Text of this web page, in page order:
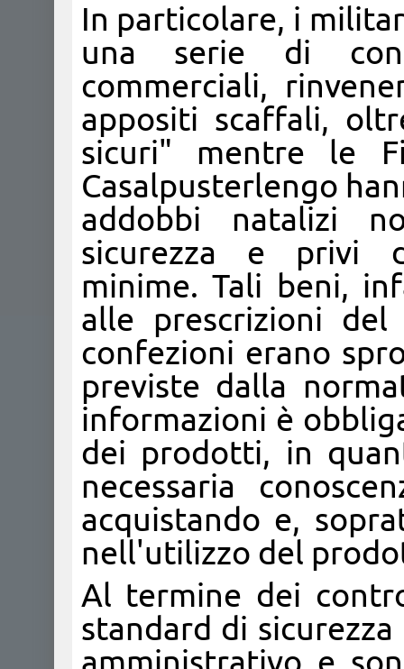
In particolare, i
una serie di
commerciali,
appositi scaffali,
sicuri" mentre le
Casalpusterlengo
addobbi natalizi
sicurezza e privi
minime. Tali beni,
alle prescrizioni
confezioni erano
previste dalla
informazioni è
dei prodotti, in
necessaria
acquistando e,
nell'utilizzo del
Al termine dei
standard di
amministrativo e